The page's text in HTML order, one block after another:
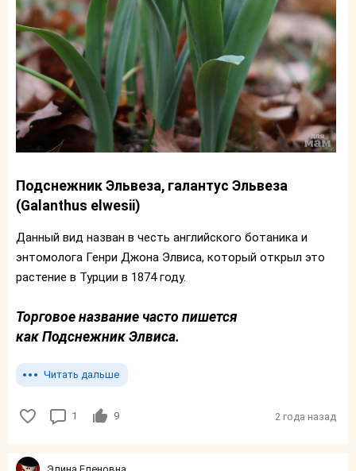
Подснежник Эльвеза, галантус Эльвеза
(Galanthus elwesii)
Данный вид назван в честь английского ботаника и
энтомолога Генри Джона Элвиса, который открыл это
растение в Турции в 1874 году.
Торговое название часто пишется
как Подснежник Элвиса.
Читать дальше
1 9 2 года назад